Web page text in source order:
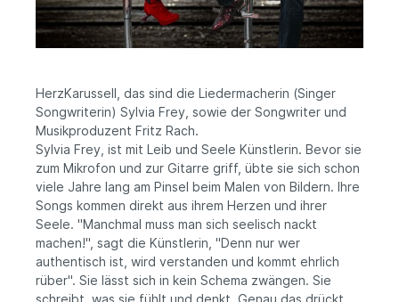
HerzKarussell, das sind die Liedermacherin (Singer
Songwriterin) Sylvia Frey, sowie der Songwriter und
Musikproduzent Fritz Rach.
Sylvia Frey, ist mit Leib und Seele Künstlerin. Bevor sie
zum Mikrofon und zur Gitarre griff, übte sie sich schon
viele Jahre lang am Pinsel beim Malen von Bildern. Ihre
Songs kommen direkt aus ihrem Herzen und ihrer
Seele. "Manchmal muss man sich seelisch nackt
machen!", sagt die Künstlerin, "Denn nur wer
authentisch ist, wird verstanden und kommt ehrlich
rüber". Sie lässt sich in kein Schema zwängen. Sie
schreibt, was sie fühlt und denkt. Genau das drückt